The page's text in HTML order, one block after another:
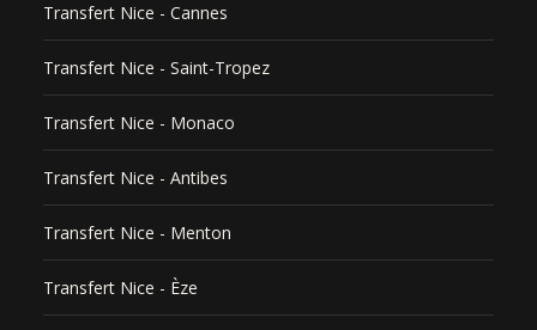
Transfert Nice - Cannes
Transfert Nice - Saint-Tropez
Transfert Nice - Monaco
Transfert Nice - Antibes
Transfert Nice - Menton
Transfert Nice - Èze